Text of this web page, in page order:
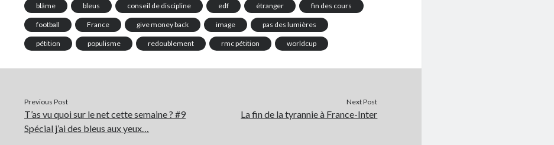
blâme bleus conseil de discipline edf étranger fin des cours
football France give money back image pas des lumières
pétition populisme redoublement rmc pétition worldcup
Previous Post
T’as vu quoi sur le net cette semaine ? #9
Spécial j’ai des bleus aux yeux…
Next Post
La fin de la tyrannie à France-Inter